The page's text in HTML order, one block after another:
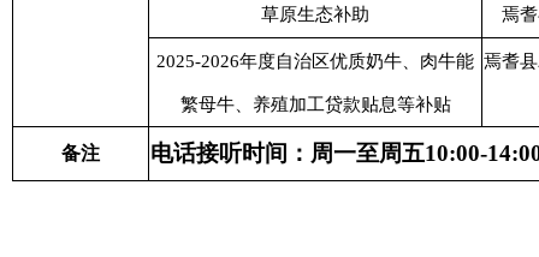
草原生态补助 焉
2025-2026年度自治区优质奶牛、肉牛能
繁母牛、养殖加工贷款贴息等补贴
焉耆
备注 电话接听时间：周一至周五10:00-